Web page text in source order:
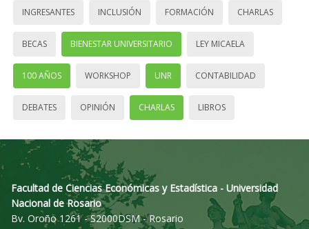
INGRESANTES INCLUSIÓN FORMACIÓN CHARLAS
BECAS BIENESTAR UNIVERSITARIO LEY MICAELA
100 AÑOS WORKSHOP UNR CONTABILIDAD
DEBATES OPINIÓN CHARLAS LIBROS
Facultad de Ciencias Económicas y Estadística - Universidad
Nacional de Rosario
Bv. Oroño 1261 - S2000DSM - Rosario